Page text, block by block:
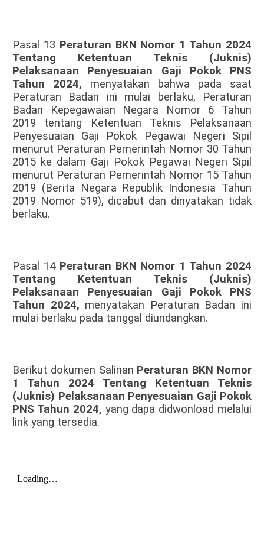
Pasal 13 Peraturan BKN Nomor 1 Tahun 2024
Tentang Ketentuan Teknis (Juknis)
Pelaksanaan Penyesuaian Gaji Pokok PNS
Tahun 2024, menyatakan bahwa pada saat
Peraturan Badan ini mulai berlaku, Peraturan
Badan Kepegawaian Negara Nomor 6 Tahun
2019 tentang Ketentuan Teknis Pelaksanaan
Penyesuaian Gaji Pokok Pegawai Negeri Sipil
menurut Peraturan Pemerintah Nomor 30 Tahun
2015 ke dalam Gaji Pokok Pegawai Negeri Sipil
menurut Peraturan Pemerintah Nomor 15 Tahun
2019 (Berita Negara Republik Indonesia Tahun
2019 Nomor 519), dicabut dan dinyatakan tidak
berlaku.
Pasal 14 Peraturan BKN Nomor 1 Tahun 2024
Tentang Ketentuan Teknis (Juknis)
Pelaksanaan Penyesuaian Gaji Pokok PNS
Tahun 2024, menyatakan Peraturan Badan ini
mulai berlaku pada tanggal diundangkan.
Berikut dokumen Salinan Peraturan BKN Nomor
1 Tahun 2024 Tentang Ketentuan Teknis
(Juknis) Pelaksanaan Penyesuaian Gaji Pokok
PNS Tahun 2024, yang dapa didwonload melalui
link yang tersedia.